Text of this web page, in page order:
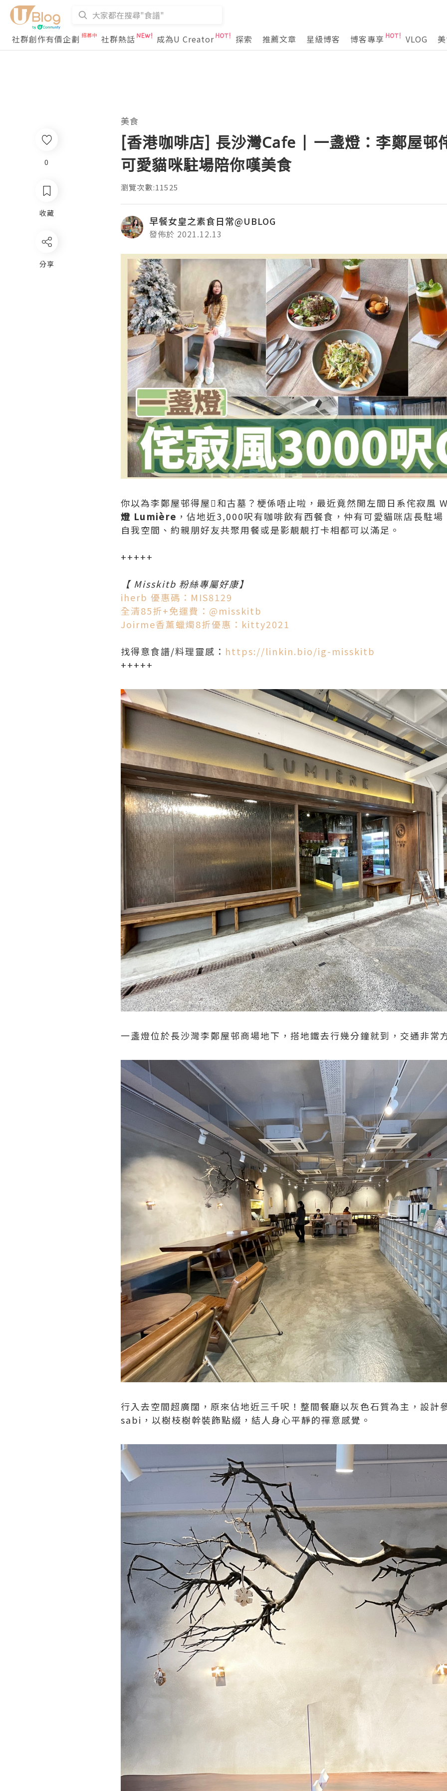
社群創作有價企劃 社群熱話 成為U Creator 探索 推薦文章 星級博客 博客專享 VLOG
0
收藏
分享
美食
[香港咖啡店] 長沙灣Cafe | 一盞燈：李鄭屋邨
可愛貓咪駐場陪你嘆美食
瀏覽次數:11525
早餐女皇之素食日常@UBLOG
發佈於 2021.12.13
你以為李鄭屋邨得屋和古墓？梗係唔止啦，最近竟然開左間日系侘寂
燈 Lumière ，佔地近3,000呎有咖啡飲有西餐食，仲有可愛貓咪店長駐
自我空間、約親朋好友共聚用餐或是影靚靚打卡相都可以滿足。
+++++
【 Misskitb 粉絲專屬好康】
iherb 優惠碼：MIS8129
全清85折+免運費：@misskitb
Joirme香薰蠟燭8折優惠：kitty2021
找得意食譜/料理靈感： https://linkin.bio/ig-misskitb
+++++
一盞燈位於長沙灣李鄭屋邨商場地下，搭地鐵去行幾分鐘就到，交通非常
行入去空間超廣闊，原來佔地近三千呎！整間餐廳以灰色石質為主，設
sabi，以樹枝樹幹裝飾點綴，結人身心平靜的禪意感覺。